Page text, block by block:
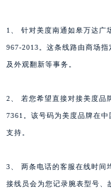
1、 针对美度南通如皋万达广
967-2013。这条线路由商场
及外观翻新等事务。
2、 若您希望直接对接美度品
7361。该号码为美度品牌在
支持。
3、 两条电话的客服在线时间
接线员会为您记录腕表型号、